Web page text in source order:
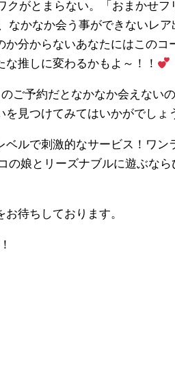
クがとまらない。「おまかせ
なかなか会う事ができないレ
分からないあなたにはこのコ
推しに変わるかもよ～！！
ご予約だとなかなか会えない
見つけてみてはいかがでしょ
ルで刺激的なサービス！ワン
の娘とリーズナブルに遊ぶなら
待ちしております。